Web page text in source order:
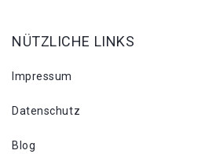
NÜTZLICHE LINKS
Impressum
Datenschutz
Blog